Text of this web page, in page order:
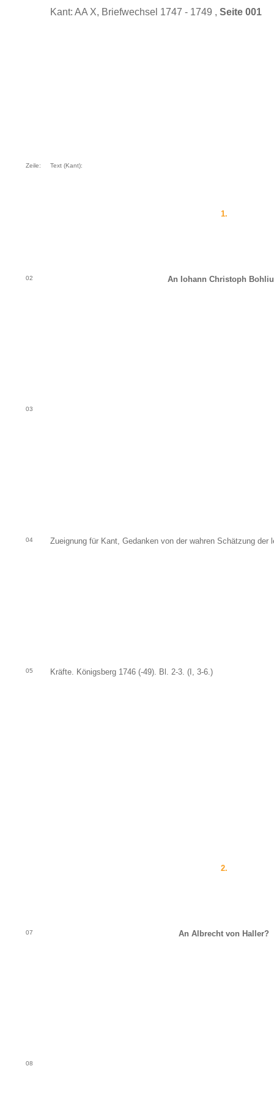
Kant: AA X, Briefwechsel 1747 - 1749 , Seite 001
Zeile: Text (Kant):
1.
02 An Iohann Christoph
03
04 Zueignung für Kant, Gedanken von der wahren Schätzung der
05 Kräfte. Königsberg 1746 (-49). Bl. 2-3. (I, 3-6.)
2.
07 An Albrecht von Haller?
08